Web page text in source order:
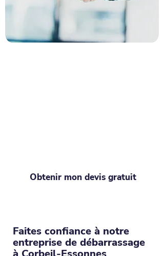
Obtenir mon devis gratuit
Faites confiance à notre
entreprise de débarrassage